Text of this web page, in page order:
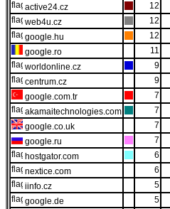
active24.cz
12
web4u.cz
12
google.hu
12
google.ro
11
worldonline.cz
9
centrum.cz
9
google.com.tr
7
akamaitechnologies.com
7
google.co.uk
7
google.ru
7
hostgator.com
6
nextice.com
6
iinfo.cz
5
google.de
5